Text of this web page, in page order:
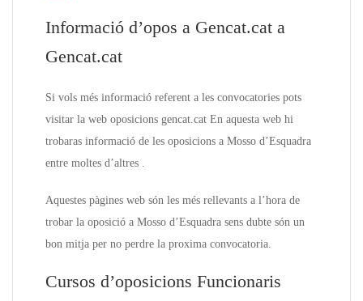
Informació d’opos a Gencat.cat a
Gencat.cat
Si vols més informació referent a les convocatories pots
visitar la web oposicions gencat.cat En aquesta web hi
trobaras informació de les oposicions a Mosso d’Esquadra
entre moltes d’altres .
Aquestes pàgines web són les més rellevants a l’hora de
trobar la oposició a Mosso d’Esquadra sens dubte són un
bon mitja per no perdre la proxima convocatoria.
Cursos d’oposicions Funcionaris